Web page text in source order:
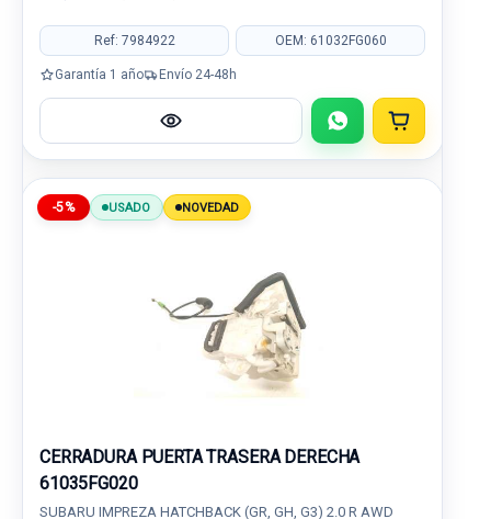
Ref: 7984922 OEM: 61032FG060
Garantía 1 año Envío 24-48h
-5% USADO NOVEDAD
CERRADURA PUERTA TRASERA DERECHA
61035FG020
SUBARU IMPREZA HATCHBACK (GR, GH, G3) 2.0 R AWD